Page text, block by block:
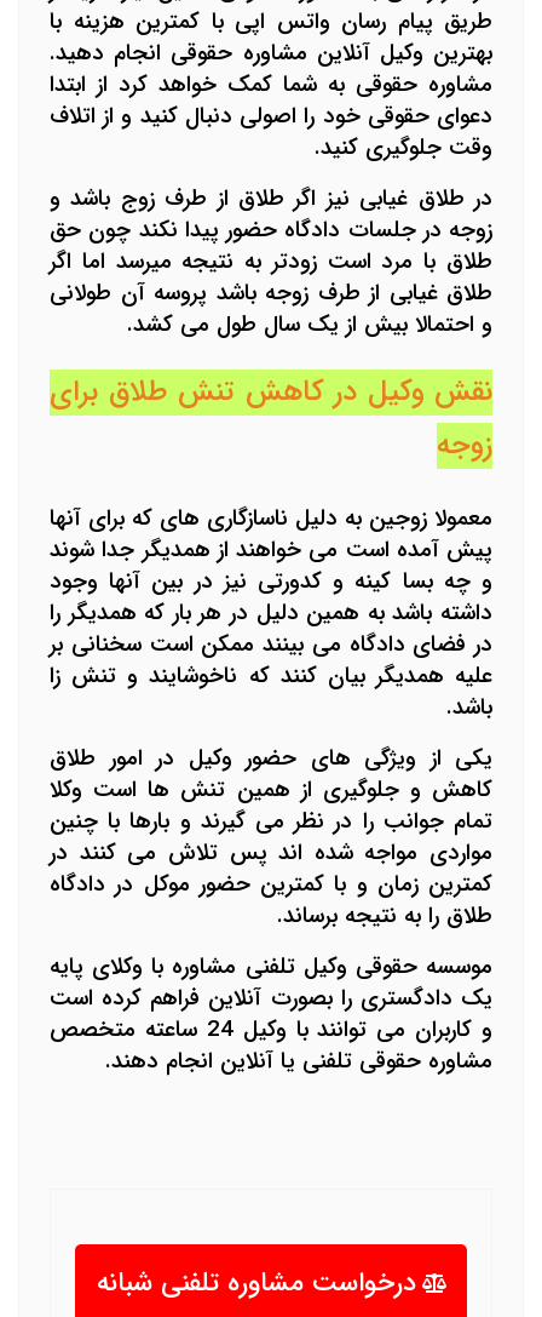
طریق پیام رسان واتس اپی با کمترین هزینه با
بهترین وکیل آنلاین مشاوره حقوقی انجام دهید.
مشاوره حقوقی به شما کمک خواهد کرد از ابتدا
دعوای حقوقی خود را اصولی دنبال کنید و از اتلاف
وقت جلوگیری کنید.
در طلاق غیابی نیز اگر طلاق از طرف زوج باشد و
زوجه در جلسات دادگاه حضور پیدا نکند چون حق
طلاق با مرد است زودتر به نتیجه میرسد اما اگر
طلاق غیابی از طرف زوجه باشد پروسه آن طولانی
و احتمالا بیش از یک سال طول می کشد.
نقش وکیل در کاهش تنش طلاق برای
زوجه
معمولا زوجین به دلیل ناسازگاری های که برای آنها
پیش آمده است می خواهند از همدیگر جدا شوند
و چه بسا کینه و کدورتی نیز در بین آنها وجود
داشته باشد به همین دلیل در هر بار که همدیگر را
در فضای دادگاه می بینند ممکن است سخنانی بر
علیه همدیگر بیان کنند که ناخوشایند و تنش زا
باشد.
یکی از ویژگی های حضور وکیل در امور طلاق
کاهش و جلوگیری از همین تنش ها است وکلا
تمام جوانب را در نظر می گیرند و بارها با چنین
مواردی مواجه شده اند پس تلاش می کنند در
کمترین زمان و با کمترین حضور موکل در دادگاه
طلاق را به نتیجه برساند.
موسسه حقوقی وکیل تلفنی مشاوره با وکلای پایه
یک دادگستری را بصورت آنلاین فراهم کرده است
و کاربران می توانند با وکیل 24 ساعته متخصص
مشاوره حقوقی تلفنی یا آنلاین انجام دهند.
درخواست مشاوره تلفنی شبانه